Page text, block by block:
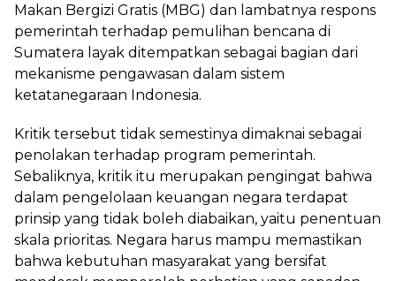
Makan Bergizi Gratis (MBG) dan lambatnya respons
pemerintah terhadap pemulihan bencana di
Sumatera layak ditempatkan sebagai bagian dari
mekanisme pengawasan dalam sistem
ketatanegaraan Indonesia.
Kritik tersebut tidak semestinya dimaknai sebagai
penolakan terhadap program pemerintah.
Sebaliknya, kritik itu merupakan pengingat bahwa
dalam pengelolaan keuangan negara terdapat
prinsip yang tidak boleh diabaikan, yaitu penentuan
skala prioritas. Negara harus mampu memastikan
bahwa kebutuhan masyarakat yang bersifat